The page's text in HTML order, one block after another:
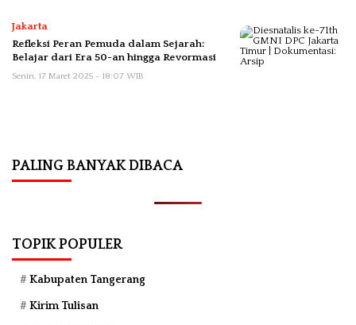
Jakarta
Refleksi Peran Pemuda dalam Sejarah:
Belajar dari Era 50-an hingga Revormasi
Senin, 17 Maret 2025 - 18:07 WIB
PALING BANYAK DIBACA
TOPIK POPULER
Kabupaten Tangerang
Kirim Tulisan